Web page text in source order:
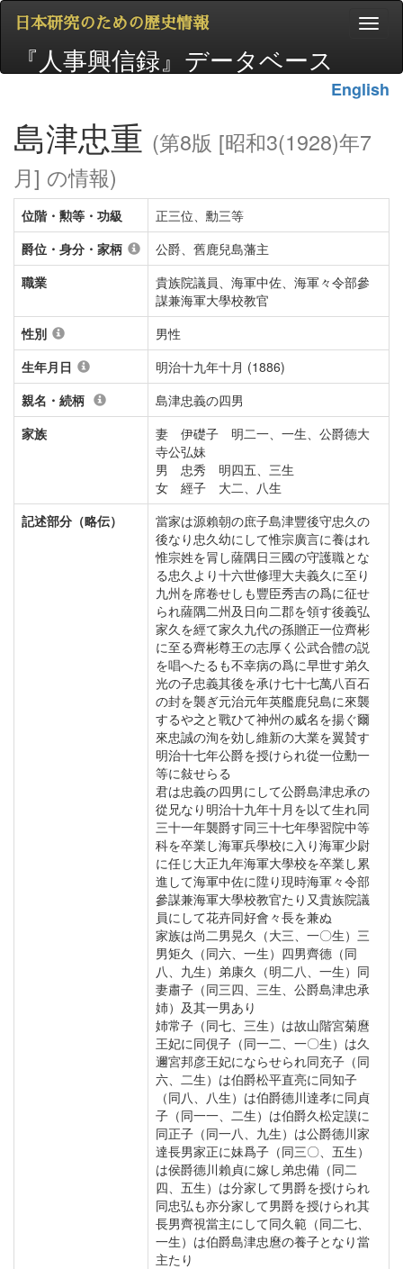
日本研究のための歴史情報
『人事興信録』データベース
English
島津忠重 (第8版 [昭和3(1928)年7
月] の情報)
位階・勲等・功級
正三位、勳三等
爵位・身分・家柄
公爵、舊鹿兒島藩主
職業
貴族院議員、海軍中佐、海軍々令部參
謀兼海軍大學校教官
性別
男性
生年月日
明治十九年十月 (1886)
親名・続柄
島津忠義の四男
家族
妻 伊礎子 明二一、一生、公爵德大
寺公弘妹
男 忠秀 明四五、三生
女 經子 大二、八生
記述部分（略伝）
當家は源賴朝の庶子島津豐後守忠久の
後なり忠久幼にして惟宗廣言に養はれ
惟宗姓を冐し薩隅日三國の守護職とな
る忠久より十六世修理大夫義久に至り
九州を席卷せしも豐臣秀吉の爲に征せ
られ薩隅二州及日向二郡を領す後義弘
家久を經て家久九代の孫贈正一位齊彬
に至る齊彬尊王の志厚く公武合體の説
を唱へたるも不幸病の爲に早世す弟久
光の子忠義其後を承け七十七萬八百石
の封を襲ぎ元治元年英艦鹿兒島に來襲
するや之と戰ひて神州の威名を揚ぐ爾
來忠誠の洵を効し維新の大業を翼賛す
明治十七年公爵を授けられ從一位勳一
等に敍せらる
君は忠義の四男にして公爵島津忠承の
從兄なり明治十九年十月を以て生れ同
三十一年襲爵す同三十七年學習院中等
科を卒業し海軍兵學校に入り海軍少尉
に任じ大正九年海軍大學校を卒業し累
進して海軍中佐に陞り現時海軍々令部
參謀兼海軍大學校教官たり又貴族院議
員にして花卉同好會々長を兼ぬ
家族は尚二男晃久（大三、一〇生）三
男矩久（同六、一生）四男齊德（同
八、九生）弟康久（明二八、一生）同
妻肅子（同三四、三生、公爵島津忠承
姉）及其一男あり
姉常子（同七、三生）は故山階宮菊麿
王妃に同俔子（同一二、一〇生）は久
邇宮邦彦王妃にならせられ同充子（同
六、二生）は伯爵松平直亮に同知子
（同八、八生）は伯爵德川達孝に同貞
子（同一一、二生）は伯爵久松定謨に
同正子（同一八、九生）は公爵德川家
達長男家正に妹爲子（同三〇、五生）
は侯爵德川賴貞に嫁し弟忠備（同二
四、五生）は分家して男爵を授けられ
同忠弘も亦分家して男爵を授けられ其
長男齊視當主にして同久範（同二七、
一生）は伯爵島津忠麿の養子となり當
主たり